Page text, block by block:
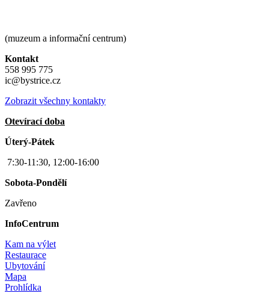
(muzeum a informační centrum)
Kontakt
558 995 775
ic@bystrice.cz
Zobrazit všechny kontakty
Otevírací doba
Úterý-Pátek
7:30-11:30, 12:00-16:00
Sobota-Pondělí
Zavřeno
InfoCentrum
Kam na výlet
Restaurace
Ubytování
Mapa
Prohlídka